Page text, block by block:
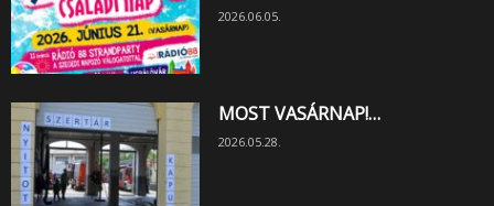
2026.06.05.
MOST VASÁRNAP!…
2026.05.28.